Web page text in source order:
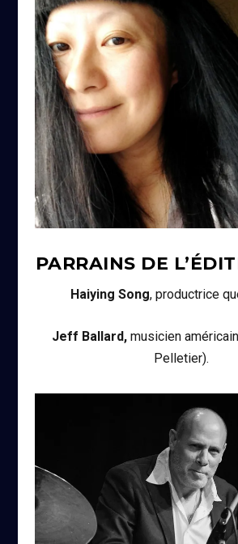
PARRAINS DE
Haiying Song, productrice
Jeff Ballard,musicien
Pelletier).